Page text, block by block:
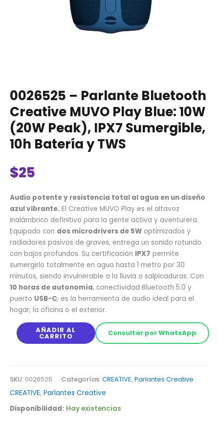
CREATIVE, Parlantes Creative
0026525 – Parlante Bluetooth
Creative MUVO Play Blue: 10W
(20W Peak), IPX7 Sumergible,
10h Batería y TWS
$25
Audio potente y resistencia total al agua en un diseño
azul vibrante. El Creative MUVO Play es el altavoz
inalámbrico definitivo para la gente activa y aventurera.
Equipado con dos microdrivers de 5W optimizados y
radiadores pasivos de graves, entrega un sonido rotundo
con bajos profundos. Su certificación IPX7 permite
sumergirlo totalmente en agua hasta 1 metro por 30
minutos, siendo invulnerable a la lluvia o salpicaduras. Con
10 horas de autonomía, conectividad Bluetooth 5.0 y
puerto USB-C, es la herramienta de audio ideal para el
hogar, la oficina o el exterior.
Disponibilidad: Hay existencias
AÑADIR AL
CARRITO Consultar por WhatsApp
SKU: 0026525 Categorías:CREATIVE,Parlantes Creative